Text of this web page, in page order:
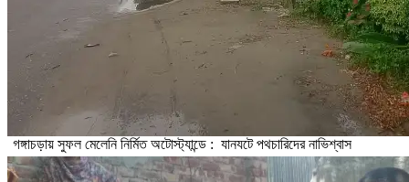
গঙ্গাচড়ায় সুফল মেলেনি নির্মিত অটোস্ট্যান্ডে : যানযটে পথচারিদের নাভিশ্বাস